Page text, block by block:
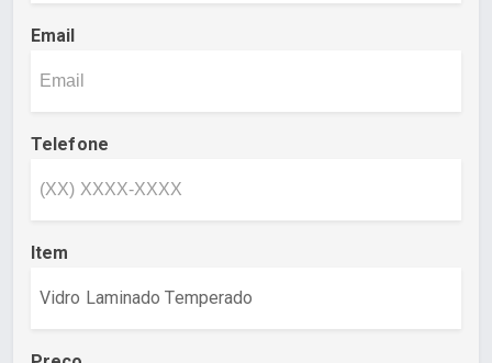
Email
Telefone
Item